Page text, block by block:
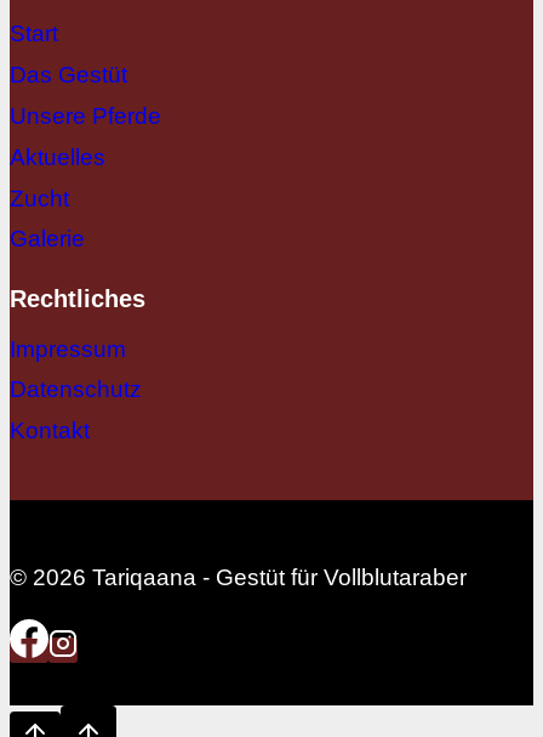
Start
Das Gestüt
Unsere Pferde
Aktuelles
Zucht
Galerie
Rechtliches
Impressum
Datenschutz
Kontakt
© 2026 Tariqaana - Gestüt für Vollblutaraber